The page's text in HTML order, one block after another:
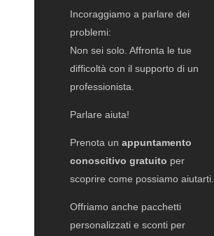
Incoraggiamo a parlare dei
problemi:
Non sei solo. Affronta le tue
difficoltà con il supporto di un
professionista.
Parlare aiuta!
Prenota un appuntamento
conoscitivo gratuito per
scoprire come possiamo aiutarti.
Offriamo anche pacchetti
personalizzati e sconti per